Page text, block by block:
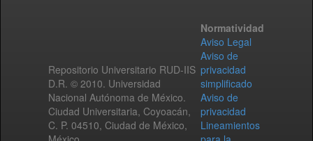
Repositorio Universitario RUD-IIS
D.R. © 2010. Universidad
Nacional Autónoma de México.
Ciudad Universitaria, Coyoacán,
C. P. 04510, Ciudad de México,
Normatividad
Aviso Legal
Aviso de
privacidad
simplificado
Aviso de
privacidad
Lineamientos